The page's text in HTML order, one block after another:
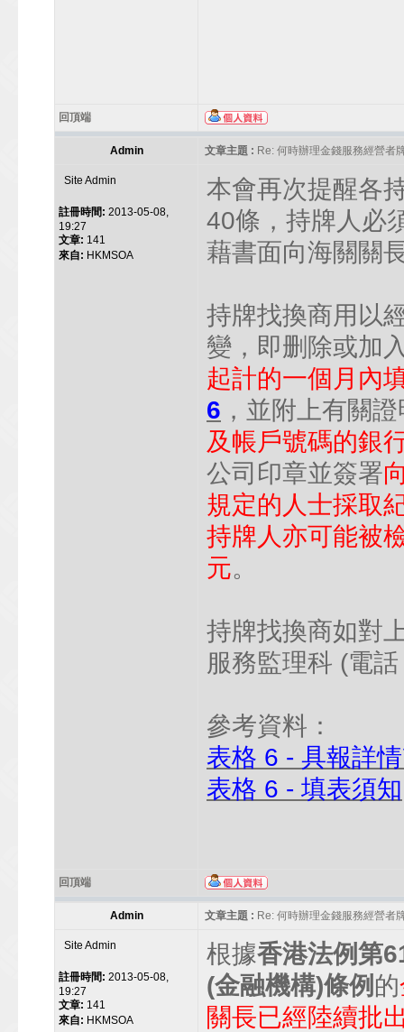
回頂端
Admin 文章主題 : Re: 何時辦理金錢服務經營者
Site Admin
註冊時間: 2013-05-08,
19:27
文章: 141
來自: HKMSOA
本會再次提醒各
40條，持牌人必
藉書面向海關關
持牌找換商用以
變，即删除或加
起計的一個月內
6 ，並附上有關
及帳戶號碼的銀
公司印章並簽署
規定的人士採取
持牌人亦可能被
元。
持牌找換商如對
服務監理科 (電
參考資料：
表格 6 - 具報詳
表格 6 - 填表須知
回頂端
Admin 文章主題 : Re: 何時辦理金錢服務經營者
Site Admin
註冊時間: 2013-05-08,
19:27
文章: 141
來自: HKMSOA
根據香港法例第
(金融機構)條例 的
關長已經陸續批